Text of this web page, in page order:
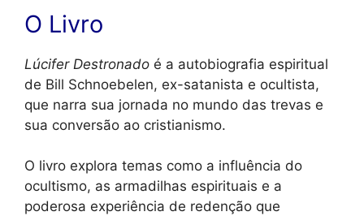
O Livro
Lúcifer Destronado é a autobiografia espiritual
de Bill Schnoebelen, ex-satanista e ocultista,
que narra sua jornada no mundo das trevas e
sua conversão ao cristianismo.
O livro explora temas como a influência do
ocultismo, as armadilhas espirituais e a
poderosa experiência de redenção que